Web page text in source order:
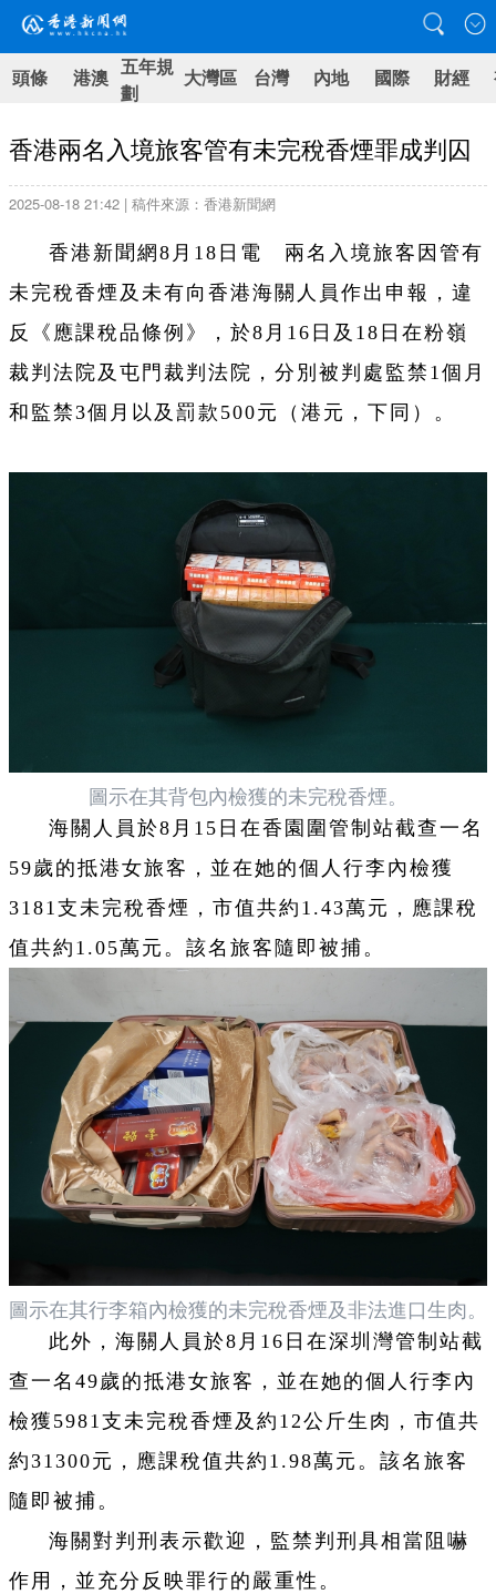
頭條 港澳 五年規
劃
大灣區 台灣 內地 國際 財經
香港兩名入境旅客管有未完稅香煙罪成判囚
2025-08-18 21:42 | 稿件來源：香港新聞網
香港新聞網8月18日電 兩名入境旅客因管有
未完稅香煙及未有向香港海關人員作出申報，違
反《應課稅品條例》，於8月16日及18日在粉嶺
裁判法院及屯門裁判法院，分別被判處監禁1個月
和監禁3個月以及罰款500元（港元，下同）。
圖示在其背包內檢獲的未完稅香煙。
海關人員於8月15日在香園圍管制站截查一名
59歲的抵港女旅客，並在她的個人行李內檢獲
3181支未完稅香煙，市值共約1.43萬元，應課稅
值共約1.05萬元。該名旅客隨即被捕。
圖示在其行李箱內檢獲的未完稅香煙及非法進口生肉。
此外，海關人員於8月16日在深圳灣管制站截
查一名49歲的抵港女旅客，並在她的個人行李內
檢獲5981支未完稅香煙及約12公斤生肉，市值共
約31300元，應課稅值共約1.98萬元。該名旅客
隨即被捕。
海關對判刑表示歡迎，監禁判刑具相當阻嚇
作用，並充分反映罪行的嚴重性。